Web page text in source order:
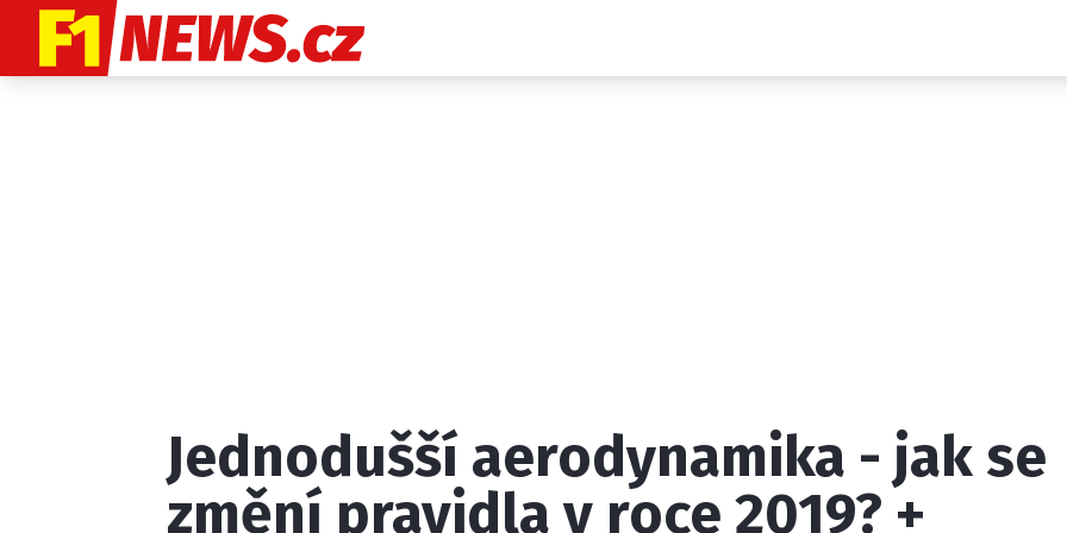
Provozovatelem serveru F1NEWS.cz je INCORP MEDIA GROUP s.r.o., IČ: 118 23
Jednodušší aerodynamika - jak se
změní pravidla v roce 2019? +